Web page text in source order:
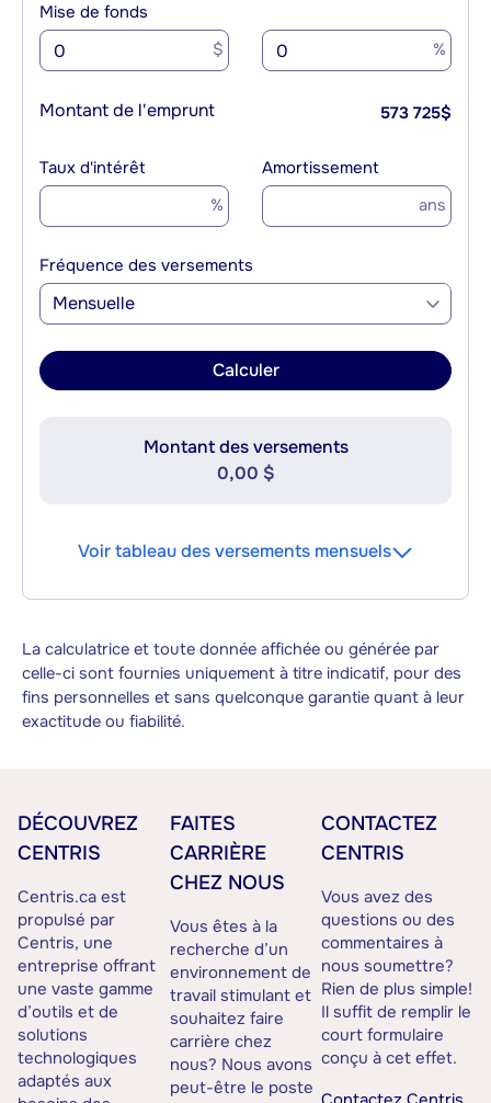
Mise de fonds
$ %
Montant de l'emprunt 573 725$
Taux d'intérêt
%
Amortissement
ans
Fréquence des versements
Mensuelle
Calculer
Montant des versements
0,00 $
Voir tableau des versements mensuels
La calculatrice et toute donnée affichée ou générée par
celle-ci sont fournies uniquement à titre indicatif, pour des
fins personnelles et sans quelconque garantie quant à leur
exactitude ou fiabilité.
DÉCOUVREZ
CENTRIS
Centris.ca est
propulsé par
Centris, une
entreprise offrant
une vaste gamme
d’outils et de
solutions
technologiques
adaptés aux
FAITES
CARRIÈRE
CHEZ NOUS
Vous êtes à la
recherche d’un
environnement de
travail stimulant et
souhaitez faire
carrière chez
nous? Nous avons
peut-être le poste
CONTACTEZ
CENTRIS
Vous avez des
questions ou des
commentaires à
nous soumettre?
Rien de plus simple!
Il suffit de remplir le
court formulaire
conçu à cet effet.